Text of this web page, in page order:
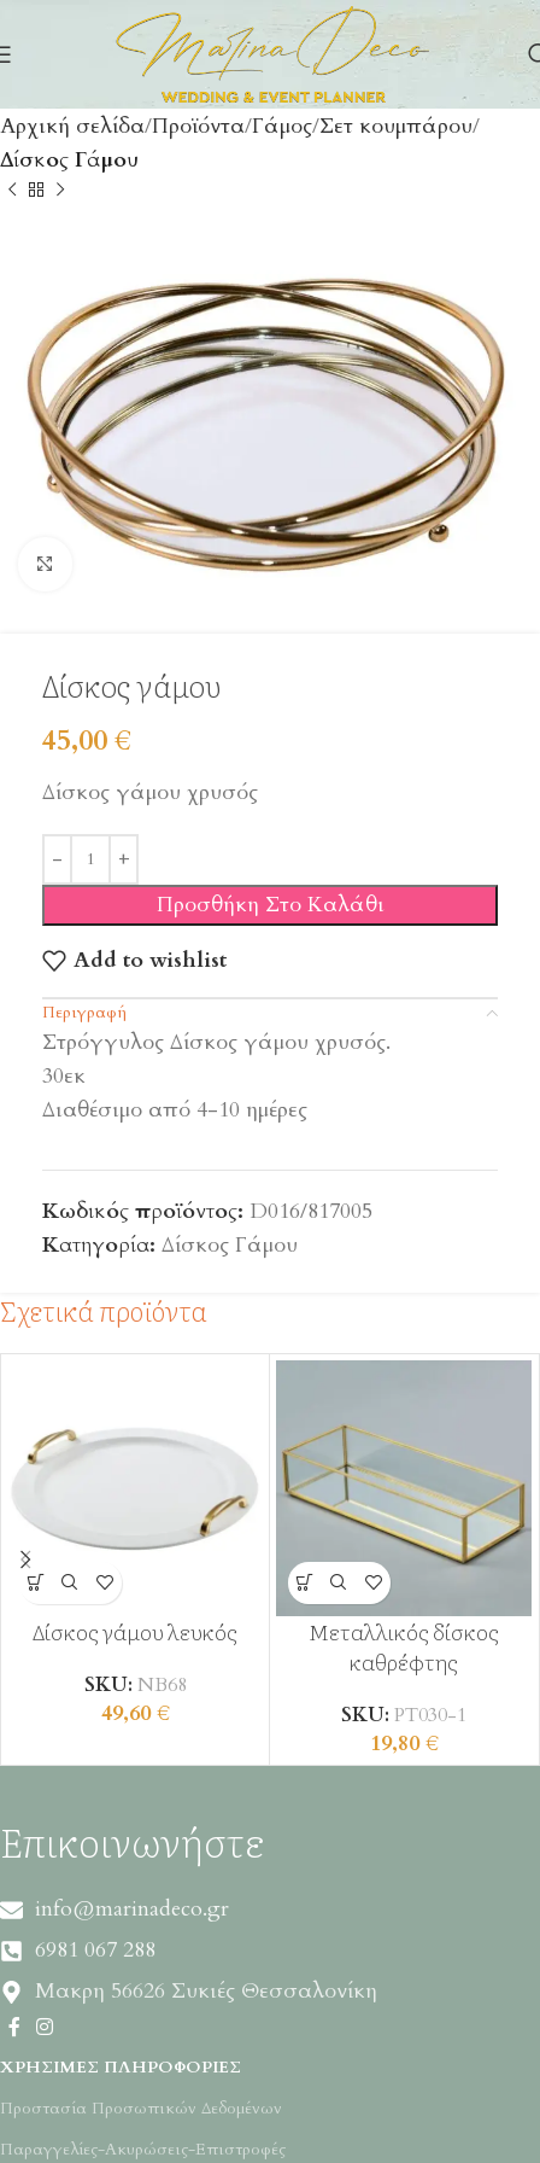
Αρχική σελίδα Προϊόντα Γάμος Σετ κουμπάρου
Δίσκος Γάμου
Click to enlarge
Δίσκος γάμου
45,00€
Δίσκος γάμου χρυσός
Προσθήκη Στο Καλάθι
Add to wishlist
Περιγραφή
Στρόγγυλος Δίσκος γάμου χρυσός.
30εκ
Διαθέσιμο από 4-10 ημέρες
Κωδικός προϊόντος: D016/817005
Κατηγορία: Δίσκος Γάμου
Σχετικά προϊόντα
Δίσκος γάμου λευκός
SKU: ΝΒ68
49,60€
Μεταλλικός δίσκος
καθρέφτης
SKU: ΡΤ030-1
19,80€
Επικοινωνήστε
info@marinadeco.gr
6981 067 288
Μακρη 56626 Συκιές Θεσσαλονίκη
ΧΡΉΣΙΜΕΣ ΠΛΗΡΟΦΟΡΊΕΣ
Προστασία Προσωπικών Δεδομένων
Παραγγελίες-Ακυρώσεις-Επιστροφές